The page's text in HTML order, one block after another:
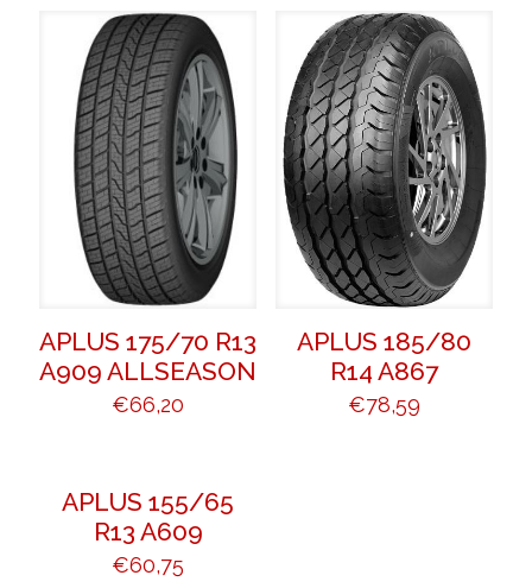
APLUS 175/70 R13
A909 ALLSEASON
€66,20
APLUS 185/80
R14 A867
€78,59
APLUS 155/65
R13 A609
€60,75